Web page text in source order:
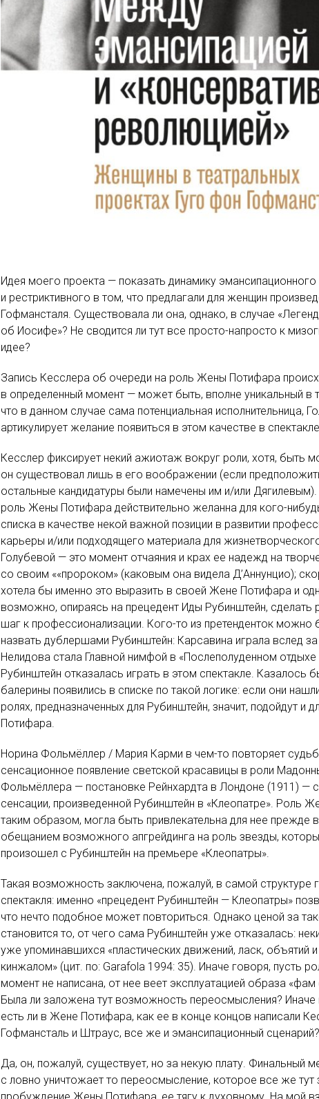
Идея моего проекта — показать динамику эмансипационного
и рестриктивного в том, что предлагали для женщин
Гофмансталя. Существовала ли она, однако, в случае
об Иосифе»? Не сводится ли тут все просто-напросто к
идее?
Запись Кесслера об очереди на роль Жены Потифара
в определенный момент — может быть, вполне уникальный в
что в данном случае сама потенциальная исполнительница,
артикулирует желание появиться в этом качестве в
Кесслер фиксирует некий ажиотаж вокруг роли, хотя, быть
он существовал лишь в его воображении (если
остальные кандидатуры были намечены им и/или
роль Жены Потифара действительно желанна для кого-
списка в качестве некой важной позиции в развитии
карьеры и/или подходящего материала для
Голубевой — это момент отчаяния и крах ее надежд на
со своим ««пророком» (каковым она видела Д’Аннунцио);
хотела бы именно это выразить в своей Жене Потифара и
возможно, опираясь на прецедент Иды Рубинштейн, сделать
шаг к профессионализации. Кого-то из претенденток можно
назвать дублершами Рубинштейн: Карсавина играла вслед
Нелидова стала Главной нимфой в «Послеполуденном
Рубинштейн отказалась играть в этом спектакле. Казалось
балерины появились в списке по такой логике: если они
ролях, предназначенных для Рубинштейн, значит, подойдут и
Потифара.
Норина Фольмёллер / Мария Карми в чем-то повторяет
сенсационное появление светской красавицы в роли
Фольмёллера — постановке Рейнхардта в Лондоне (1911) —
сенсации, произведенной Рубинштейн в «Клеопатре». Роль
таким образом, могла быть привлекательна для нее прежде
обещанием возможного апгрейдинга на роль звезды,
произошел с Рубинштейн на премьере «Клеопатры».
Такая возможность заключена, пожалуй, в самой структуре
спектакля: именно «прецедент Рубинштейн — Клеопатры»
что нечто подобное может повториться. Однако ценой за
становится то, от чего сама Рубинштейн уже отказалась:
уже упоминавшихся «пластических движений, ласк, объятий
кинжалом» (цит. по: Garafola 1994: 35). Иначе говоря, пусть
момент не написана, от нее веет эксплуатацией образа «фам
Была ли заложена тут возможность переосмысления? Иначе
есть ли в Жене Потифара, как ее в конце концов написали
Гофмансталь и Штраус, все же и эмансипационный сценарий?
Да, он, пожалуй, существует, но за некую плату. Финальный
с ловно уничтожает то переосмысление, которое все же